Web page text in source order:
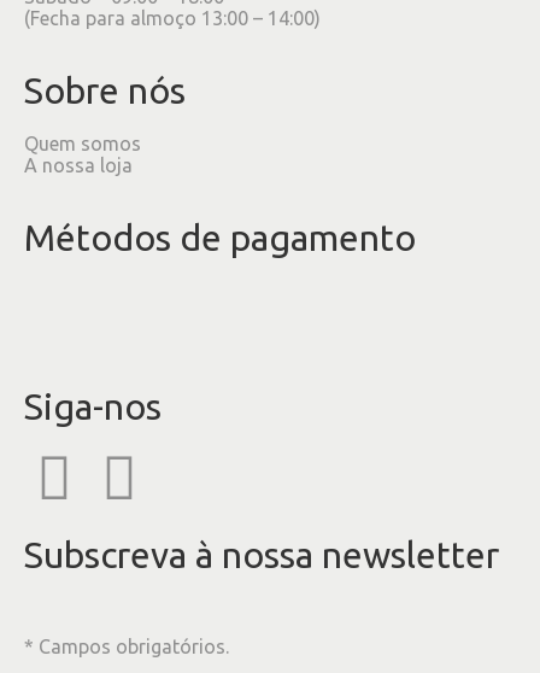
(Fecha para almoço 13:00 – 14:00)
Sobre nós
Quem somos
A nossa loja
Métodos de pagamento
Siga-nos
Subscreva à nossa newsletter
* Campos obrigatórios.